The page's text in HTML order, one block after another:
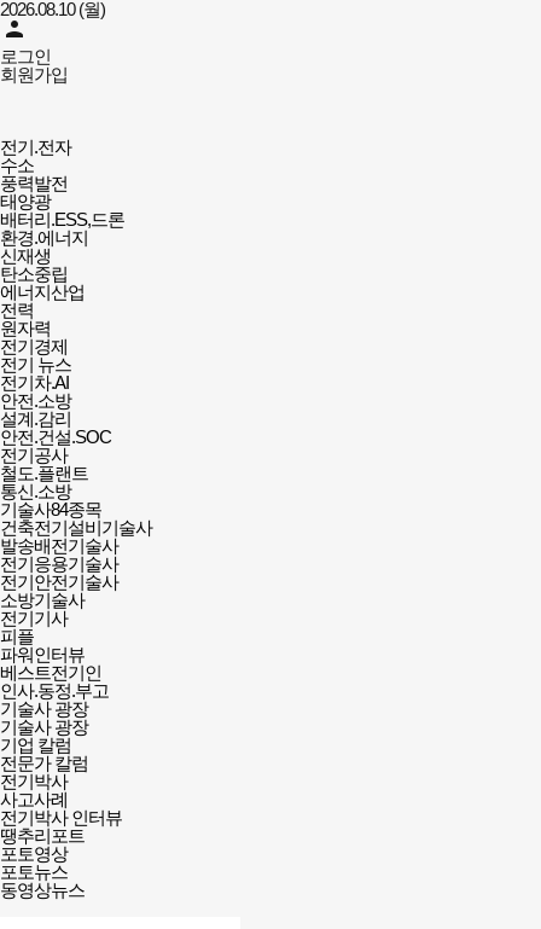
2026.08.10 (월)
person
로그인
회원가입
전체메뉴
열기/
닫기
전기.전자
수소
풍력발전
태양광
배터리.ESS,드론
환경.에너지
신재생
탄소중립
에너지산업
전력
원자력
전기경제
전기 뉴스
전기차.AI
안전.소방
설계.감리
안전.건설.SOC
전기공사
철도.플랜트
통신.소방
기술사84종목
건축전기설비기술사
발송배전기술사
전기응용기술사
전기안전기술사
소방기술사
전기기사
피플
파워인터뷰
베스트전기인
인사.동정.부고
기술사 광장
기술사 광장
기업 칼럼
전문가 칼럼
전기박사
사고사례
전기박사 인터뷰
땡추리포트
포토영상
포토뉴스
동영상뉴스